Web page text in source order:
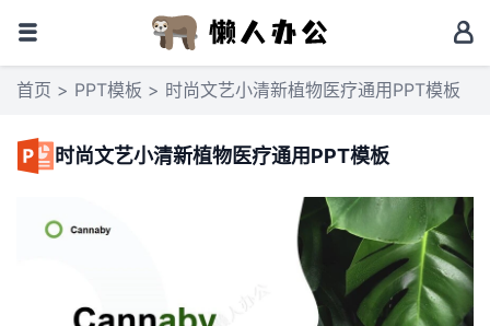
首页 > PPT模板 > 时尚文艺小清新植物医疗通用PPT模板
时尚文艺小清新植物医疗通用PPT模板